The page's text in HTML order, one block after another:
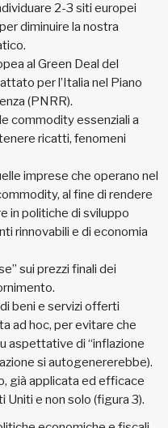
2-3 siti europei
diminuire la nostra
al Green Deal del
per l’Italia nel Piano
(PNRR).
commodity essenziali a
ricatti, fenomeni
imprese che operano nel
al fine di rendere
in politiche di sviluppo
rinnovabili e di economia
sui prezzi finali dei
beni e servizi offerti
ad hoc, per evitare che
aspettative di “inflazione
si autogenererebbe).
già applicata ed efficace
Uniti e non solo (figura 3).